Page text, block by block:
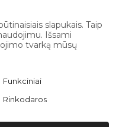
politika
slapukais. Taip
Išsami
tvarką mūsų
Funkciniai
Rinkodaros